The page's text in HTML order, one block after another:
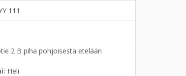
111
2 B piha pohjoisesta etelään
Heli